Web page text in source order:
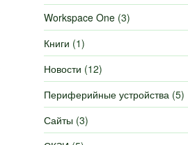
Workspace One (3)
Книги (1)
Новости (12)
Периферийные устройства (5)
Сайты (3)